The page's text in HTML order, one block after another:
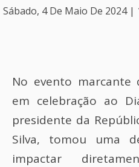
Sábado, 4 De Maio De 2024 |
No evento marcante
em celebração ao
presidente da
Silva, tomou uma
impactar